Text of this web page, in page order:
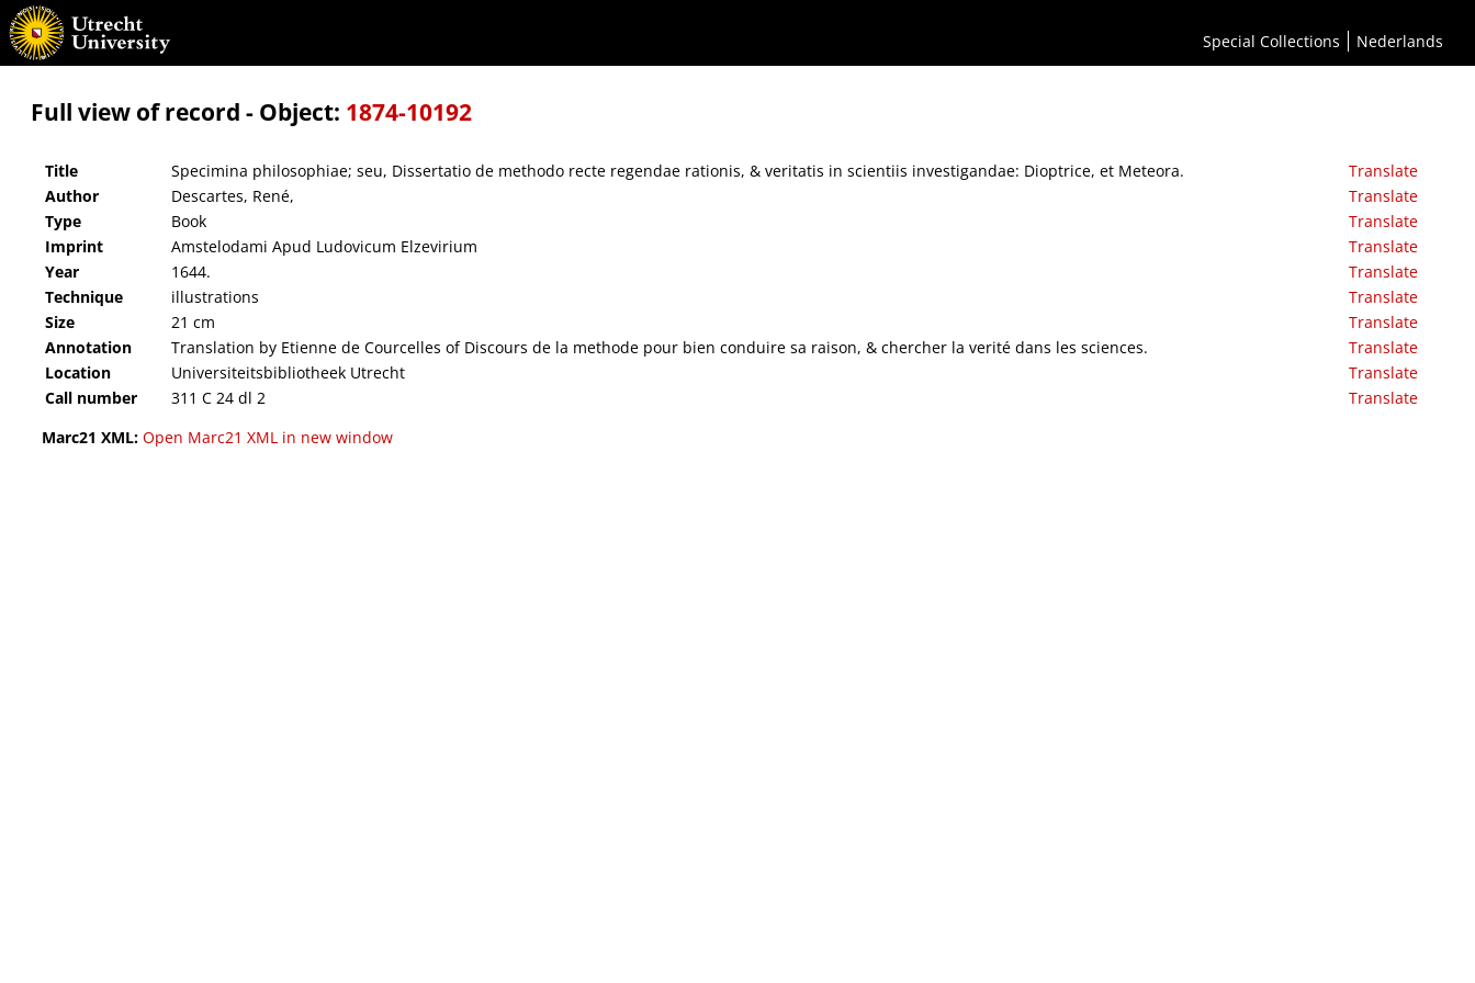
Special Collections Nederlands
Specimina philosophiae; seu, Dissertatio de methodo recte regendae rationis, & veritatis in scientiis investigandae: Dioptrice, et Meteora.
Full view of record - Object: 1874-10192
Title Specimina philosophiae; seu, Dissertatio de methodo recte regendae rationis, & veritatis in scientiis investigandae: Dioptrice, et Meteora.
Translate
Author
Descartes, René,
Translate
Type
Book
Translate
Imprint
Amstelodami Apud Ludovicum Elzevirium
Translate
Year
1644.
Translate
Technique
illustrations
Translate
Size
21 cm
Translate
Annotation
Translation by Etienne de Courcelles of Discours de la methode pour bien conduire sa raison, & chercher la verité dans les sciences.
Translate
Location
Universiteitsbibliotheek Utrecht
Translate
Call number
311 C 24 dl 2
Translate
Marc21 XML: Open Marc21 XML in new window